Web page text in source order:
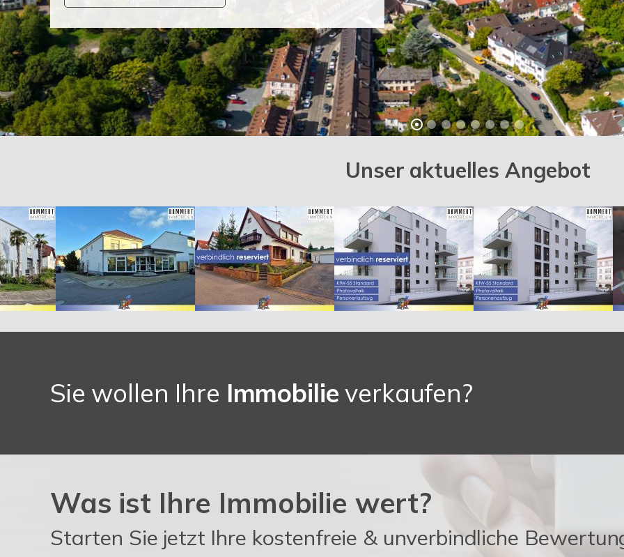
Unser aktuelles Angebot
Sie wollen Ihre Immobilie verkaufen?
Was ist Ihre Immobilie wert?
Starten Sie jetzt Ihre kostenfreie & unverbindliche